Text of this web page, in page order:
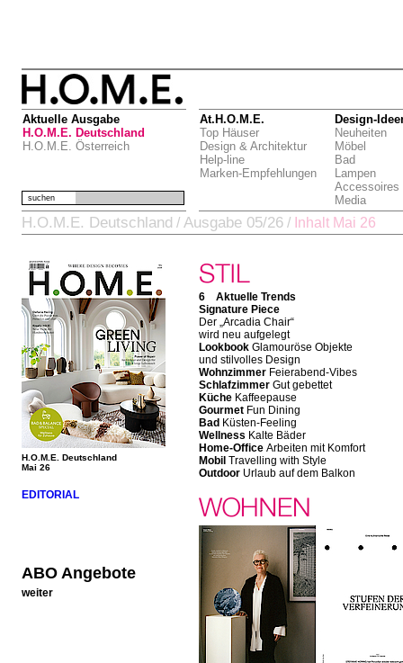
Aktuelle Ausgabe
H.O.M.E. Deutschland
H.O.M.E. Österreich
At.H.O.M.E.
Top Häuser
Design & Architektur
Help-line
Marken-Empfehlungen
Design-
Neuheiten
Möbel
Bad
Lampen
Accessoires
Media
suchen
H.O.M.E. Deutschland / Ausgabe 05/26 / Inhalt Mai 26
H.O.M.E. Deutschland
Mai 26
EDITORIAL
ABO Angebote
weiter
6 Aktuelle Trends
Signature Piece
Der „Arcadia Chair“
wird neu aufgelegt
Lookbook Glamouröse Objekte
und stilvolles Design
Wohnzimmer Feierabend-Vibes
Schlafzimmer Gut gebettet
Küche Kaffeepause
Gourmet Fun Dining
Bad Küsten-Feeling
Wellness Kalte Bäder
Home-Office Arbeiten mit Komfort
Mobil Travelling with Style
Outdoor Urlaub auf dem Balkon